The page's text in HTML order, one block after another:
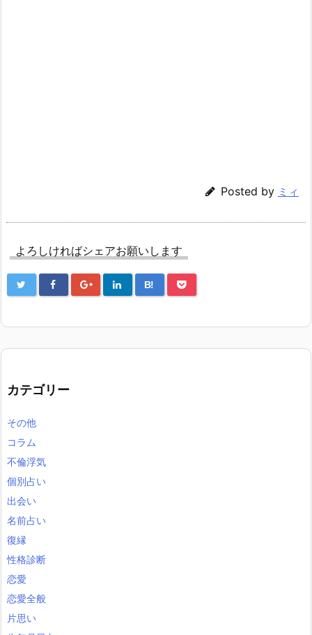
Posted by ミィ
よろしければシェアお願いします
B!
カテゴリー
その他
コラム
不倫浮気
個別占い
出会い
名前占い
復縁
性格診断
恋愛
恋愛全般
片思い